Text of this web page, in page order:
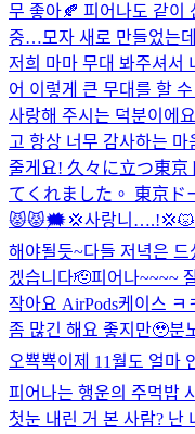
무 좋아🍂 피어나도 같이
중…모자 새로 만들었는
저희 마마 무대 봐주셔서
어 이렇게 큰 무대를 할
사랑해 주시는 덕분이에
고 항상 너무 감사하는
줄게요! 久々に立つ東
てくれました。 東京ド
😾😾🗯️💢사랑니
해야될듯~다들 저녁은 드
겠습니다🫡피어나~~~~
작아요 AirPods케이스 ㅋ
좀 많긴 해요 좋지만🥹분
오뾱뾱이제 11월도 얼마
피어나는 행운의 주먹밥
첫눈 내린 거 본 사람? 난